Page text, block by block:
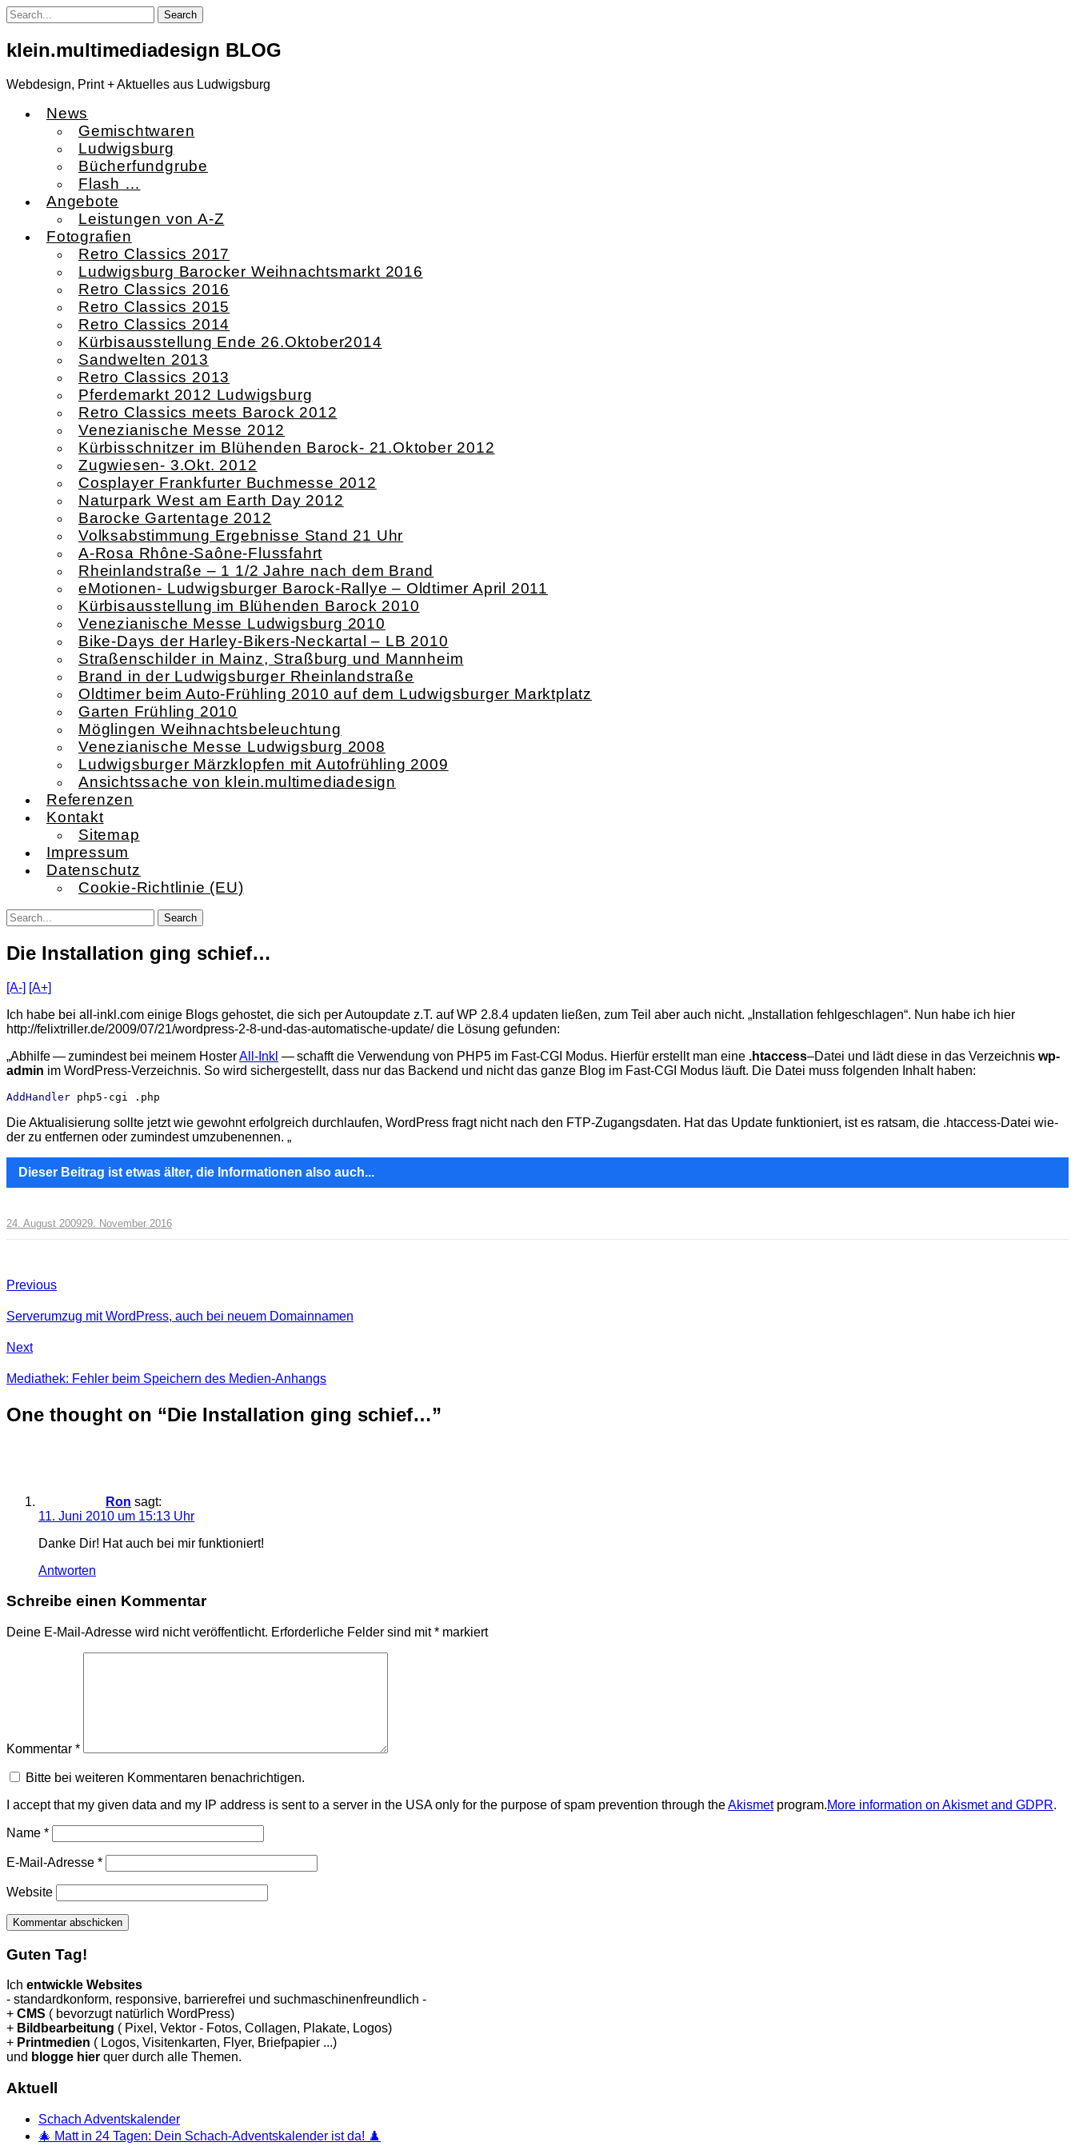
Skip
to
content
klein.multimediadesign BLOG
Webdesign, Print + Aktuelles aus Ludwigsburg
News
Gemischtwaren
Ludwigsburg
Bücherfundgrube
Flash …
Angebote
Leistungen von A-Z
Fotografien
Retro Classics 2017
Ludwigsburg Barocker Weihnachtsmarkt 2016
Retro Classics 2016
Retro Classics 2015
Retro Classics 2014
Kürbisausstellung Ende 26.Oktober2014
Sandwelten 2013
Retro Classics 2013
Pferdemarkt 2012 Ludwigsburg
Retro Classics meets Barock 2012
Venezianische Messe 2012
Kürbisschnitzer im Blühenden Barock- 21.Oktober 2012
Zugwiesen- 3.Okt. 2012
Cosplayer Frankfurter Buchmesse 2012
Naturpark West am Earth Day 2012
Barocke Gartentage 2012
Volksabstimmung Ergebnisse Stand 21 Uhr
A-Rosa Rhône-Saône-Flussfahrt
Rheinlandstraße – 1 1/2 Jahre nach dem Brand
eMotionen- Ludwigsburger Barock-Rallye – Oldtimer April 2011
Kürbisausstellung im Blühenden Barock 2010
Venezianische Messe Ludwigsburg 2010
Bike-Days der Harley-Bikers-Neckartal – LB 2010
Straßenschilder in Mainz, Straßburg und Mannheim
Brand in der Ludwigsburger Rheinlandstraße
Oldtimer beim Auto-Frühling 2010 auf dem Ludwigsburger Marktplatz
Garten Frühling 2010
Möglingen Weihnachtsbeleuchtung
Venezianische Messe Ludwigsburg 2008
Ludwigsburger Märzklopfen mit Autofrühling 2009
Ansichtssache von klein.multimediadesign
Referenzen
Kontakt
Sitemap
Impressum
Datenschutz
Cookie-Richtlinie (EU)
Die Installation ging schief…
[A-] [A+]
Ich habe bei all-inkl.com einige Blogs gehostet, die sich per Autoupdate z.T. auf WP 2.8.4 updaten ließen, zum Teil aber auch nicht. „Installation fehlgeschlagen“. Nun habe ich hier
http://felixtriller.de/2009/07/21/wordpress-2-8-und-das-automatische-update/ die Lösung gefunden:
„Abhilfe — zumin­dest bei mei­nem Hos­terAll-Inkl — schafft die Ver­wen­dung von PHP5 im Fast-CGI Modus. Hier­für erstellt man eine .htac­cess–Datei und lädt diese in das Ver­zeich­nis wp-
admin im WordPress-Verzeichnis. So wird sicher­ge­stellt, dass nur das Backend und nicht das ganze Blog im Fast-CGI Modus läuft. Die Datei muss fol­gen­den Inhalt haben:
AddHandler php5-cgi .php
Die Aktua­li­sie­rung sollte jetzt wie gewohnt erfolg­reich durch­lau­fen, Word­Press fragt nicht nach den FTP-Zugangsdaten. Hat das Update funk­tio­niert, ist es rat­sam, die .htaccess-Datei wie­
der zu ent­fer­nen oder zumin­dest umzubenennen. „
Dieser Beitrag ist etwas älter, die Informationen also auch...
24. August 200929. November 2016
Previous
Serverumzug mit WordPress, auch bei neuem Domainnamen
Next
Mediathek: Fehler beim Speichern des Medien-Anhangs
One thought on “Die Installation ging schief…”
Ron sagt:
11. Juni 2010 um 15:13 Uhr
Danke Dir! Hat auch bei mir funktioniert!
Antworten
Schreibe einen Kommentar
Deine E-Mail-Adresse wird nicht veröffentlicht. Erforderliche Felder sind mit* markiert
Kommentar *
Bitte bei weiteren Kommentaren benachrichtigen.
I accept that my given data and my IP address is sent to a server in the USA only for the purpose of spam prevention through theAkismetprogram.More information on Akismet and GDPR.
Name *
E-Mail-Adresse *
Website
Guten Tag!
Ich entwickle Websites
- standardkonform, responsive, barrierefrei und suchmaschinenfreundlich -
+ CMS ( bevorzugt natürlich WordPress)
+ Bildbearbeitung ( Pixel, Vektor - Fotos, Collagen, Plakate, Logos)
+ Printmedien ( Logos, Visitenkarten, Flyer, Briefpapier ...)
und blogge hier quer durch alle Themen.
Aktuell
Schach Adventskalender
🎄 Matt in 24 Tagen: Dein Schach-Adventskalender ist da! ♟️